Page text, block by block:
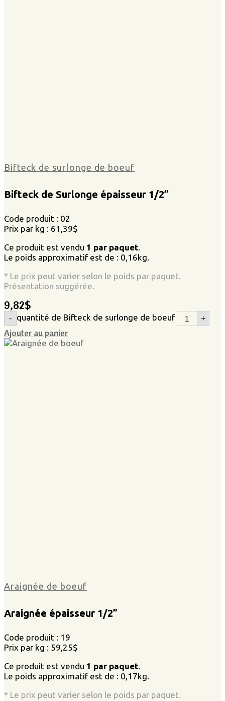
Bifteck de surlonge de boeuf
Bifteck de Surlonge épaisseur 1/2”
Code produit : 02
Prix par kg : 61,39$
Ce produit est vendu 1 par paquet.
Le poids approximatif est de : 0,16kg.
* Le prix peut varier selon le poids par paquet.
Présentation suggérée.
9,82$
- quantité de Bifteck de surlonge de boeuf +
Ajouter au panier
Araignée de boeuf
Araignée épaisseur 1/2”
Code produit : 19
Prix par kg : 59,25$
Ce produit est vendu 1 par paquet.
Le poids approximatif est de : 0,17kg.
* Le prix peut varier selon le poids par paquet.